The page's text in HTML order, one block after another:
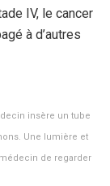
IV, le cancer
à d’autres
insère un tube
Une lumière et
de regarder